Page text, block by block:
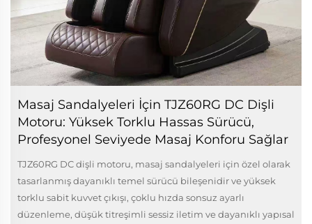
Masaj Sandalyeleri İçin TJZ60RG DC Dişli
Motoru: Yüksek Torklu Hassas Sürücü,
Profesyonel Seviyede Masaj Konforu Sağlar
TJZ60RG DC dişli motoru, masaj sandalyeleri için özel olarak
tasarlanmış dayanıklı temel sürücü bileşenidir ve yüksek
torklu sabit kuvvet çıkışı, çoklu hızda sonsuz ayarlı
düzenleme, düşük titreşimli sessiz iletim ve dayanıklı yapısal